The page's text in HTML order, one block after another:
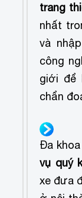
trang
nhất
và
công
giới để
chẩn
Đa
vụ quý
xe đưa